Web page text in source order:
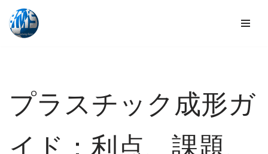
コ
ス
ッ
プラスチック成形ガ
イド：利点、課題、